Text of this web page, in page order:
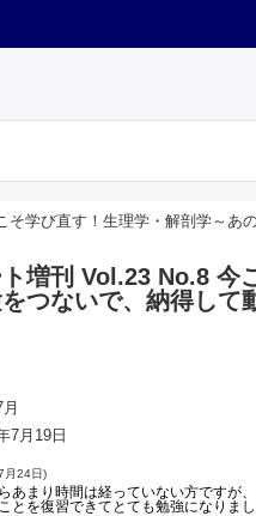
そ学び直す！生理学・解剖学～あ
増刊 Vol.23 No.8 今
つないで、納得して
7月19日
月24日)
あまり時間は経っていない方ですが
とを復習できてとても勉強になりまし